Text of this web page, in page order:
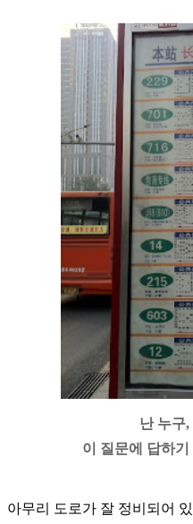
난 누구,
이 질문에 답하
아무리 도로가 잘 정비되어